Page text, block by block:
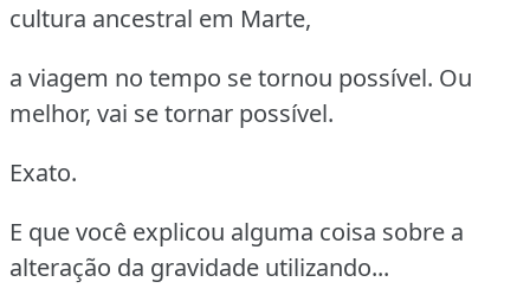
cultura ancestral em Marte,
a viagem no tempo se tornou possível. Ou
melhor, vai se tornar possível.
Exato.
E que você explicou alguma coisa sobre a
alteração da gravidade utilizando...